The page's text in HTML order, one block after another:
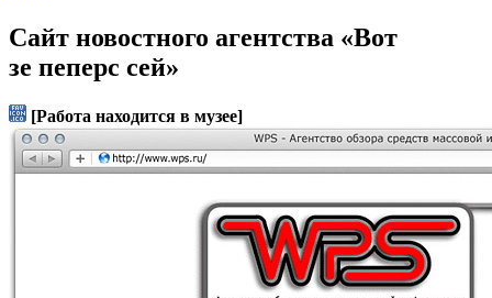
Сайт новостного агентства «Вот
зе пеперс сей»
[Работа находится в музее]